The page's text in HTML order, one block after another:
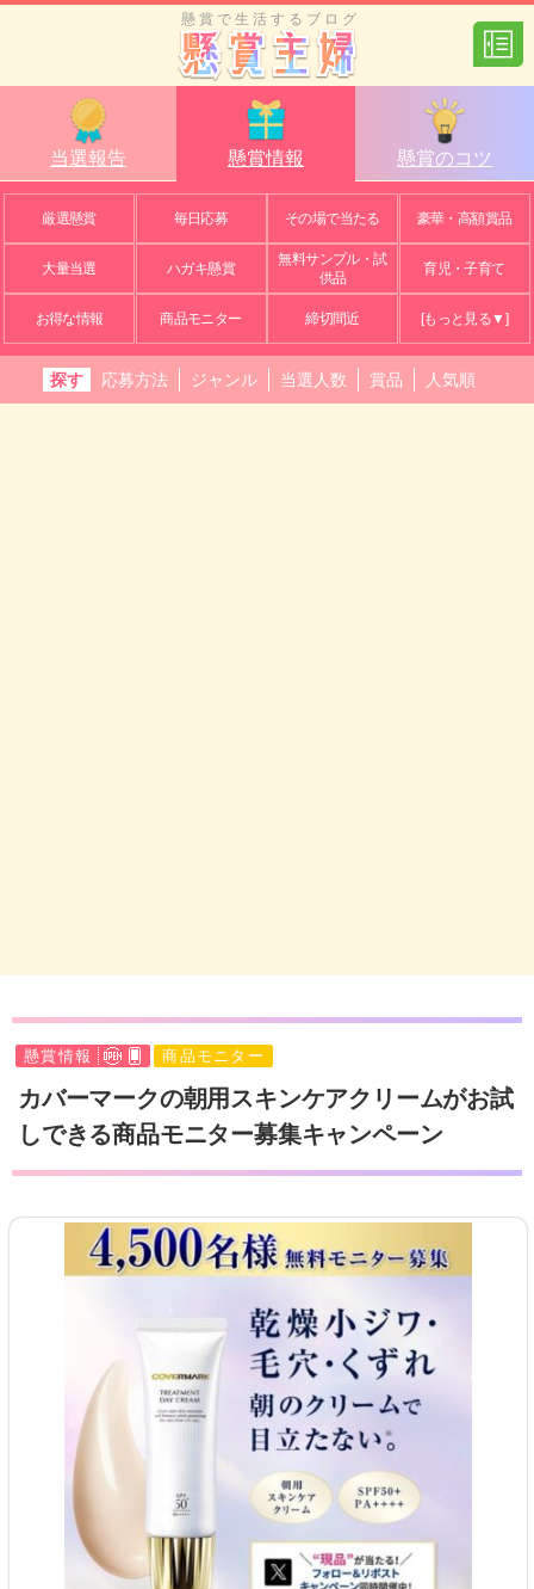
懸賞で生活するブログ
当選報告 懸賞情報 懸賞のコツ
厳選懸賞 毎日応募 その場で当たる 豪華・高額賞品
大量当選 ハガキ懸賞
無料サンプル・試
供品
育児・子育て
お得な情報 商品モニター 締切間近 [もっと見る▼]
探す 応募方法 ジャンル 当選人数 賞品 人気順
懸賞情報 商品モニター
カバーマークの朝用スキンケアクリームがお試
しできる商品モニター募集キャンペーン